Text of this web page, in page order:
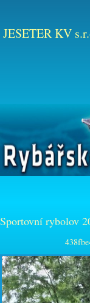
JESETER KV
Sportovní rybolov